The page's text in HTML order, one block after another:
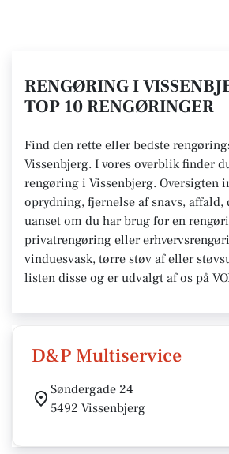
RENGØRING I
TOP 10 RENGØRINGER
Find den rette eller bedste
Vissenbjerg. I vores overblik finder
rengøring i Vissenbjerg. Oversigten
oprydning, fjernelse af snavs, affald,
uanset om du har brug for en
privatrengøring eller
vinduesvask, tørre støv af eller
listen disse og er udvalgt af os på
D&P Multiservice
Søndergade 24
5492 Vissenbjerg